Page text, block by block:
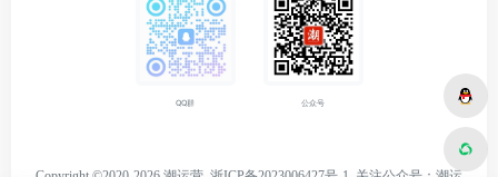
QQ群 公众号